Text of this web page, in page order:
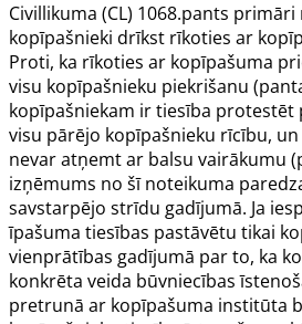
Civillikuma (CL) 1068.pants primāri
kopīpašnieki drīkst rīkoties ar
Proti, ka rīkoties ar kopīpašuma
visu kopīpašnieku piekrišanu
kopīpašniekam ir tiesība protestēt
visu pārējo kopīpašnieku rīcību,
nevar atņemt ar balsu vairākumu
izņēmums no šī noteikuma
savstarpējo strīdu gadījumā. Ja
īpašuma tiesības pastāvētu tikai
vienprātības gadījumā par to, ka
konkrēta veida būvniecības
pretrunā ar kopīpašuma institūta